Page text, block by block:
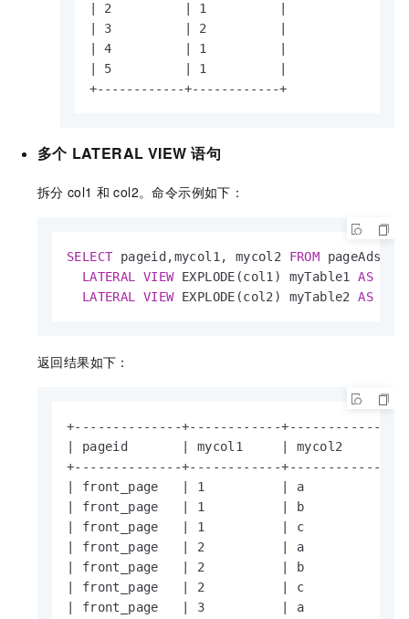
| 2          | 1          |
| 3          | 2          |
| 4          | 1          |
| 5          | 1          |
+------------+------------+
多个 LATERAL VIEW 语句
拆分 col1 和 col2。命令示例如下：
SELECT pageid,mycol1, mycol2 FROM pageAds
LATERAL
VIEW EXPLODE(col1) myTable1 AS
LATERAL
VIEW EXPLODE(col2) myTable2 AS
返回结果如下：
+--------------+------------+------------+
| pageid       | mycol1     | mycol2     |
+--------------+------------+------------+
| front_page   | 1          | a          |
| front_page   | 1          | b          |
| front_page   | 1          | c          |
| front_page   | 2          | a          |
| front_page   | 2          | b          |
| front_page   | 2          | c          |
| front_page   | 3          | a          |